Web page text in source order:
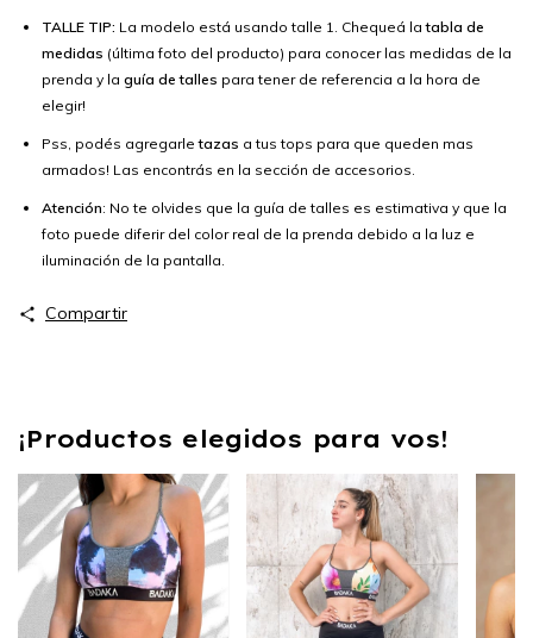
TALLE TIP: La modelo está usando talle 1. Chequeá latabla de
medidas (última foto del producto) para conocer las medidas de la
prenda y la guía de talles para tener de referencia a la hora de
elegir!
Pss, podés agregarletazas a tus tops para que queden mas
armados! Las encontrás en la sección de accesorios.
Atención: No te olvides que la guía de talles es estimativa y que la
foto puede diferir del color real de la prenda debido a la luz e
iluminación de la pantalla.
Compartir
¡Productos elegidos para vos!